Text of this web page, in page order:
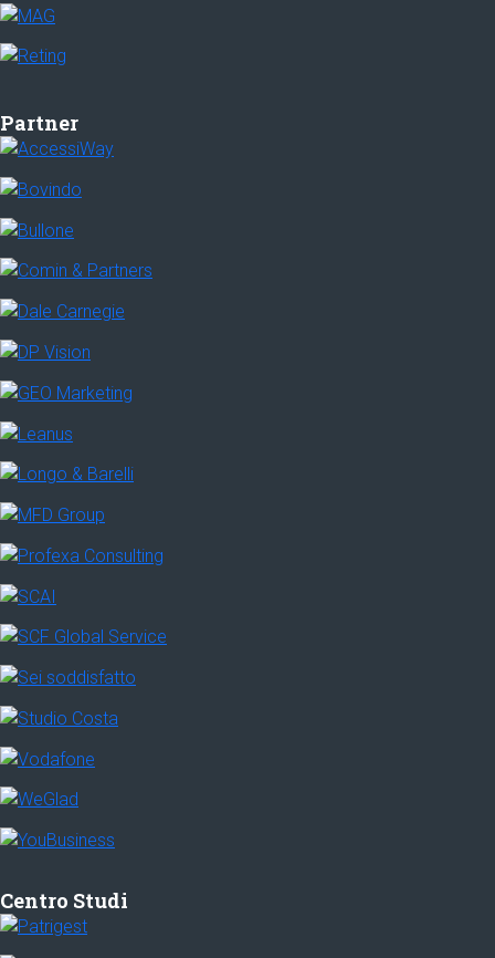
Partner
Centro Studi